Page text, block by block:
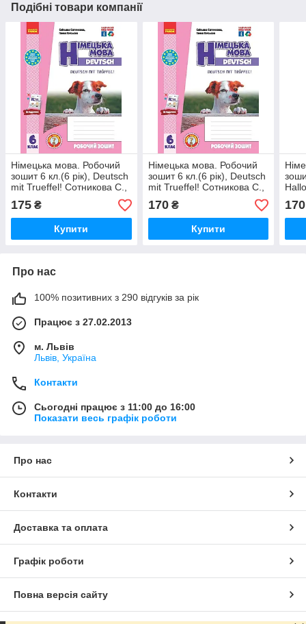
Подібні товари компанії
Німецька мова. Робочий
зошит 6 кл.(6 рік), Deutsch
mit Trueffel! Сотникова С.,
Гоголєва Г.
175 ₴
Купити
Німецька мова. Робочий
зошит 6 кл.(6 рік), Deutsch
mit Trueffel! Сотникова С.,
Гоголєва Г.
170₴
Купити
170
Про нас
100% позитивних з 290 відгуків за рік
Працює з 27.02.2013
м. Львів
Львів, Україна
Контакти
Сьогодні працює з 11:00 до 16:00
Показати весь графік роботи
Про нас
Контакти
Доставка та оплата
Графік роботи
Повна версія сайту